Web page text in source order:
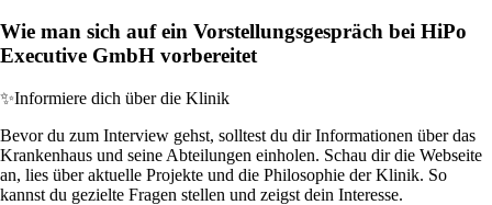
Wie man sich auf ein Vorstellungsgespräch bei HiPo
Executive GmbH vorbereitet
✨Informiere dich über die Klinik
Bevor du zum Interview gehst, solltest du dir Informationen über das
Krankenhaus und seine Abteilungen einholen. Schau dir die Webseite
an, lies über aktuelle Projekte und die Philosophie der Klinik. So
kannst du gezielte Fragen stellen und zeigst dein Interesse.